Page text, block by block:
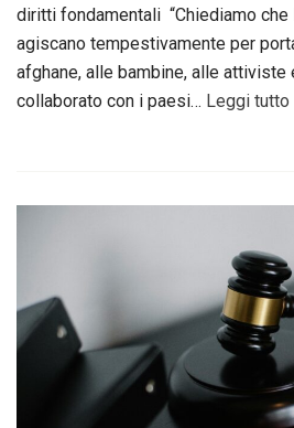
diritti fondamentali “Chiediamo che
agiscano tempestivamente per
afghane, alle bambine, alle attiviste
collaborato con i paesi… Leggi tutto